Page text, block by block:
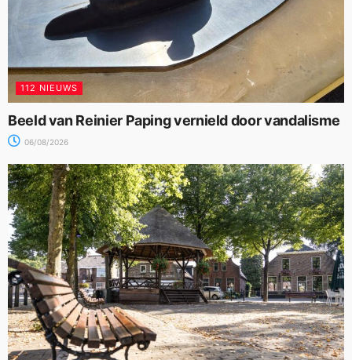
112 NIEUWS
Beeld van Reinier Paping vernield door vandalisme
06/08/2026